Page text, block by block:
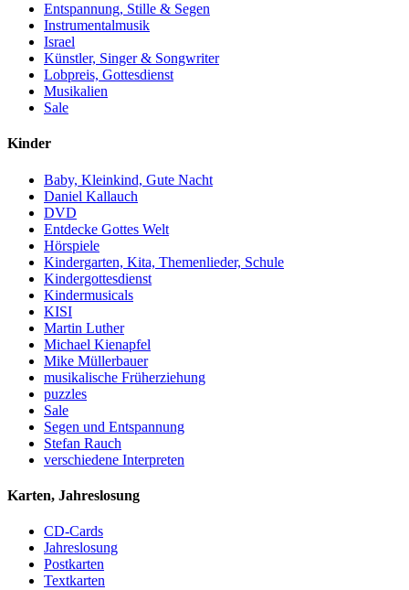
Entspannung, Stille & Segen
Instrumentalmusik
Israel
Künstler, Singer & Songwriter
Lobpreis, Gottesdienst
Musikalien
Sale
Kinder
Baby, Kleinkind, Gute Nacht
Daniel Kallauch
DVD
Entdecke Gottes Welt
Hörspiele
Kindergarten, Kita, Themenlieder, Schule
Kindergottesdienst
Kindermusicals
KISI
Martin Luther
Michael Kienapfel
Mike Müllerbauer
musikalische Früherziehung
puzzles
Sale
Segen und Entspannung
Stefan Rauch
verschiedene Interpreten
Karten, Jahreslosung
CD-Cards
Jahreslosung
Postkarten
Textkarten